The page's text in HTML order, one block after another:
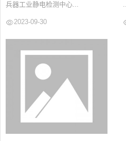
兵器工业静电检测中心...
2023-09-30